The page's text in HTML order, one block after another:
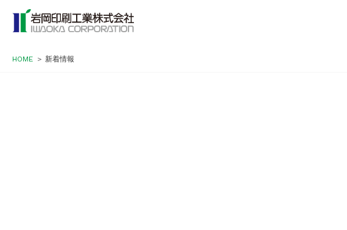
HOME 新着情報